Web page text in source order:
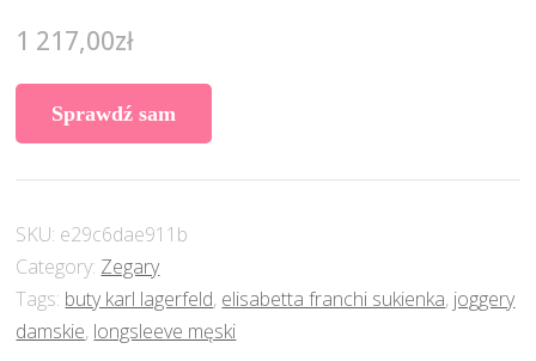
1 217,00zł
Sprawdź sam
SKU: e29c6dae911b
Category: Zegary
Tags: buty karl lagerfeld, elisabetta franchi sukienka, joggery
damskie, longsleeve męski